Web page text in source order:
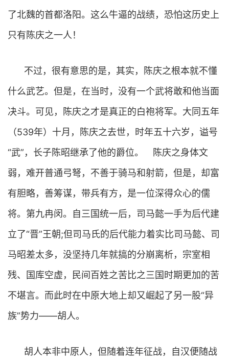
了北魏的首都洛阳。这么牛逼的战绩，恐怕这历史上
只有陈庆之一人！
不过，很有意思的是，其实，陈庆之根本就不懂
什么武艺。但是，在当时，没有一个武将敢和他当面
决斗。可见，陈庆之才是真正的白袍将军。大同五年
（539年）十月，陈庆之去世，时年五十六岁，谥号
“武”，长子陈昭继承了他的爵位。 陈庆之身体文
弱，难开普通弓弩，不善于骑马和射箭，但是，却富
有胆略，善筹谋，带兵有方，是一位深得众心的儒
将。第九冉闵。自三国统一后，司马懿一手为后代建
立了“晋”王朝;但司马氏的后代能力着实比司马懿、司
马昭差太多，没坚持几年就搞的分崩离析，宗室相
残、国库空虚，民间百姓之苦比之三国时期更加的苦
不堪言。而此时在中原大地上却又崛起了另一股“异
族”势力——胡人。
胡人本非中原人，但随着连年征战，自汉便随战